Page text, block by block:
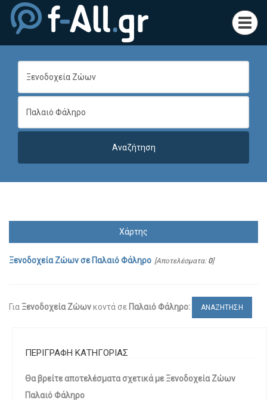
Χάρτης
Ξενοδοχεία Ζώωνσε Παλαιό Φάληρο [Αποτελέσματα: 0]
Για Ξενοδοχεία Ζώωνκοντά σε Παλαιό Φάληρο: ΑΝΑΖΗΤΗΣΗ
ΠΕΡΙΓΡΑΦΗ ΚΑΤΗΓΟΡΙΑΣ
Θα βρείτε αποτελέσματα σχετικά με Ξενοδοχεία Ζώων
Παλαιό Φάληρο